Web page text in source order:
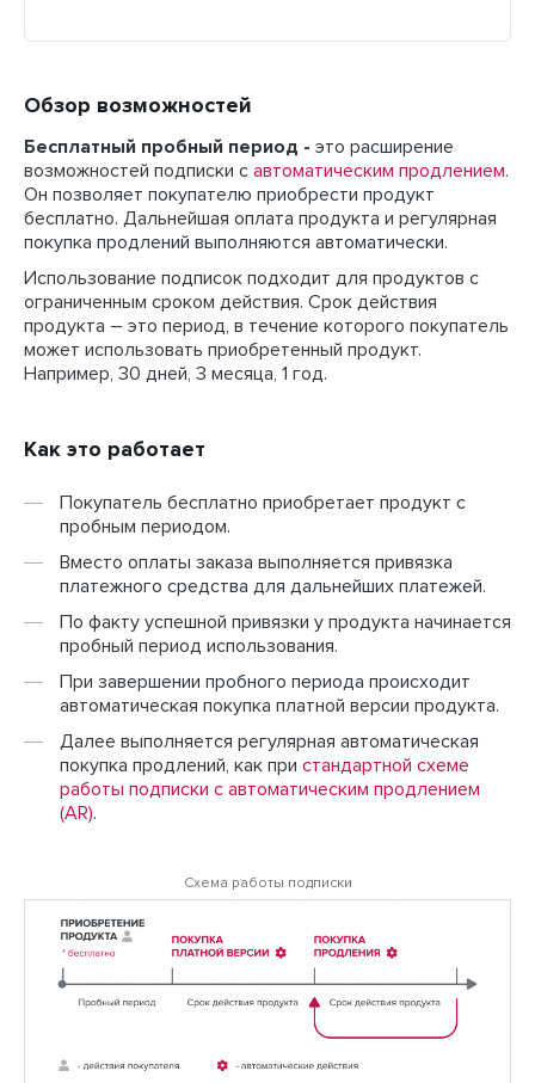
Обзор возможностей
Бесплатный пробный период - это расширение
возможностей подписки с автоматическим продлением.
Он позволяет покупателю приобрести продукт
бесплатно. Дальнейшая оплата продукта и регулярная
покупка продлений выполняются автоматически.
Использование подписок подходит для продуктов с
ограниченным сроком действия. Срок действия
продукта – это период, в течение которого покупатель
может использовать приобретенный продукт.
Например, 30 дней, 3 месяца, 1 год.
Как это работает
Покупатель бесплатно приобретает продукт с
пробным периодом.
Вместо оплаты заказа выполняется привязка
платежного средства для дальнейших платежей.
По факту успешной привязки у продукта начинается
пробный период использования.
При завершении пробного периода происходит
автоматическая покупка платной версии продукта.
Далее выполняется регулярная автоматическая
покупка продлений, как при стандартной схеме
работы подписки с автоматическим продлением
(AR).
Схема работы подписки